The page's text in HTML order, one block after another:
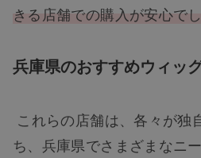
きる店舗での購入が安心でし
兵庫県のおすすめウィッ
これらの店舗は、各々が独
ち、兵庫県でさまざまなニ